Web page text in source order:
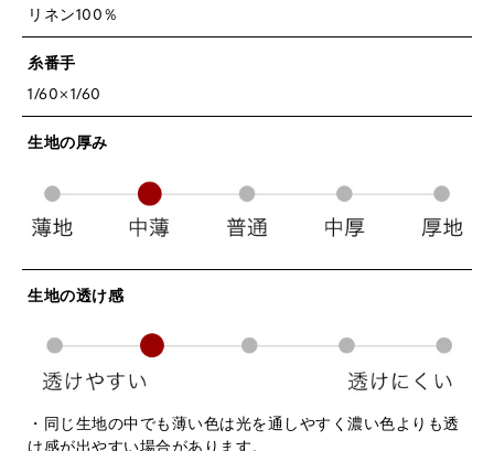
リネン100％
糸番手
1/60×1/60
生地の厚み
生地の透け感
・同じ生地の中でも薄い色は光を通しやすく濃い色よりも透
け感が出やすい場合があります。